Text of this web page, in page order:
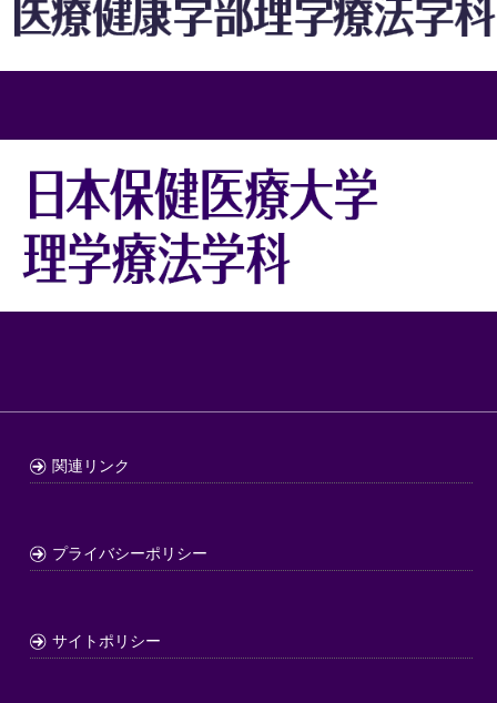
関連リンク
プライバシーポリシー
サイトポリシー